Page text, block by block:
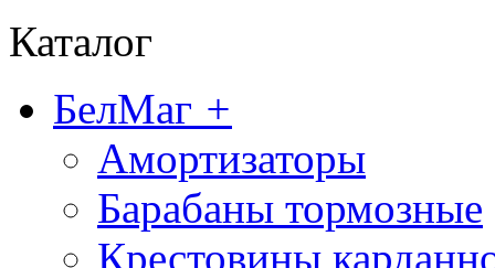
Каталог
БелМаг +
Амортизаторы
Барабаны тормозные
Крестовины